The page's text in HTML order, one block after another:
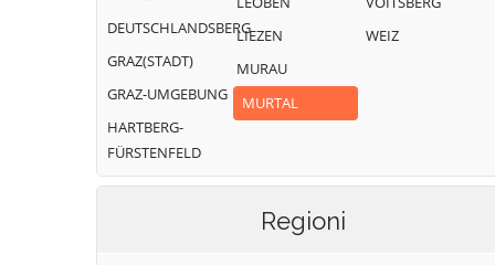
DEUTSCHLANDSBERG
GRAZ(STADT)
GRAZ-UMGEBUNG
HARTBERG-
FÜRSTENFELD
LIEZEN
MURAU
MURTAL
WEIZ
Regioni